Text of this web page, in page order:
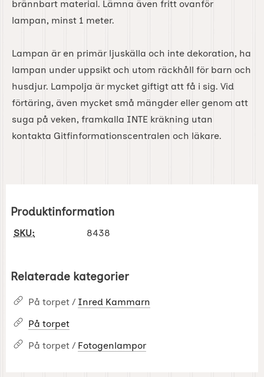
brännbart material. Lämna även fritt ovanför
lampan, minst 1 meter.
Lampan är en primär ljuskälla och inte dekoration, ha
lampan under uppsikt och utom räckhåll för barn och
husdjur. Lampolja är mycket giftigt att få i sig. Vid
förtäring, även mycket små mängder eller genom att
suga på veken, framkalla INTE kräkning utan
kontakta Gitfinformationscentralen och läkare.
Produktinformation
SKU: 8438
Relaterade kategorier
På torpet / Inred Kammarn
På torpet
På torpet / Fotogenlampor